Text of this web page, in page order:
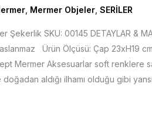
, Mermer Objeler, SERİLER
Şekerlik SKU: 00145 DETAYLAR &
Ürün Ölçüsü: Çap 23xH19
Mermer Aksesuarlar soft renklere
doğadan aldığı ilhamı olduğu gibi